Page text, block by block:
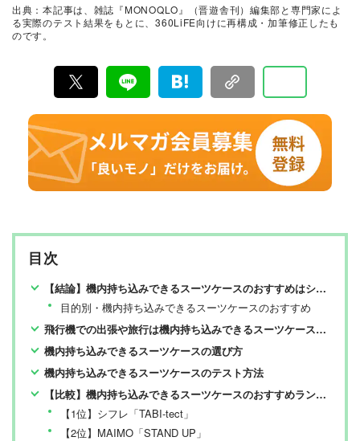
以上の商品テストを行うプロ。機械工学専攻。産業機械
の保全・メンテナンス、日用雑貨品メーカーの開発業務
を経て、民間の試験機関で多くの商品テストに従事。テ
品や家電製品が専門。テスト方法の妥当性を担保しつ
つ、誰が見ても一目で結果が分かるビジュアル性を伴う
手法を心がけている。趣味はプラモデル作り。
雑誌『LDK』編集部時代は人気ショップ・雑貨など小物
を主に担当。多くの中から本当に良いものを見つけたい
最新の良いモノおすすめベストバイ
MONOQLO編集部
『MONOQLO（モノクロ）』は2009年3月19日に創刊、
毎月19日に発行されている「広告なし」のモノ批評雑誌
& おすすめ情報メディア。創刊以来、おもに男性向けの
に良いモノ」だけを厳選して紹介。編集長・山田和樹を
出典：本記事は、雑誌『MONOQLO』（晋遊舎刊）編集部と専門家によ
る実際のテスト結果をもとに、360LiFE向けに再構成・加筆修正したも
のです。
目次
【結論】機内持ち込みできるスーツケースのおすすめはシフレ「TABI-tect」【MONOQLOが検証】
目的別・機内持ち込みできるスーツケースのおすすめ
飛行機での出張や旅行は機内持ち込みできるスーツケースが便利
機内持ち込みできるスーツケースの選び方
機内持ち込みできるスーツケースのテスト方法
【比較】機内持ち込みできるスーツケースのおすすめランキング
【1位】シフレ「TABI-tect」
【2位】MAIMO「STAND UP」